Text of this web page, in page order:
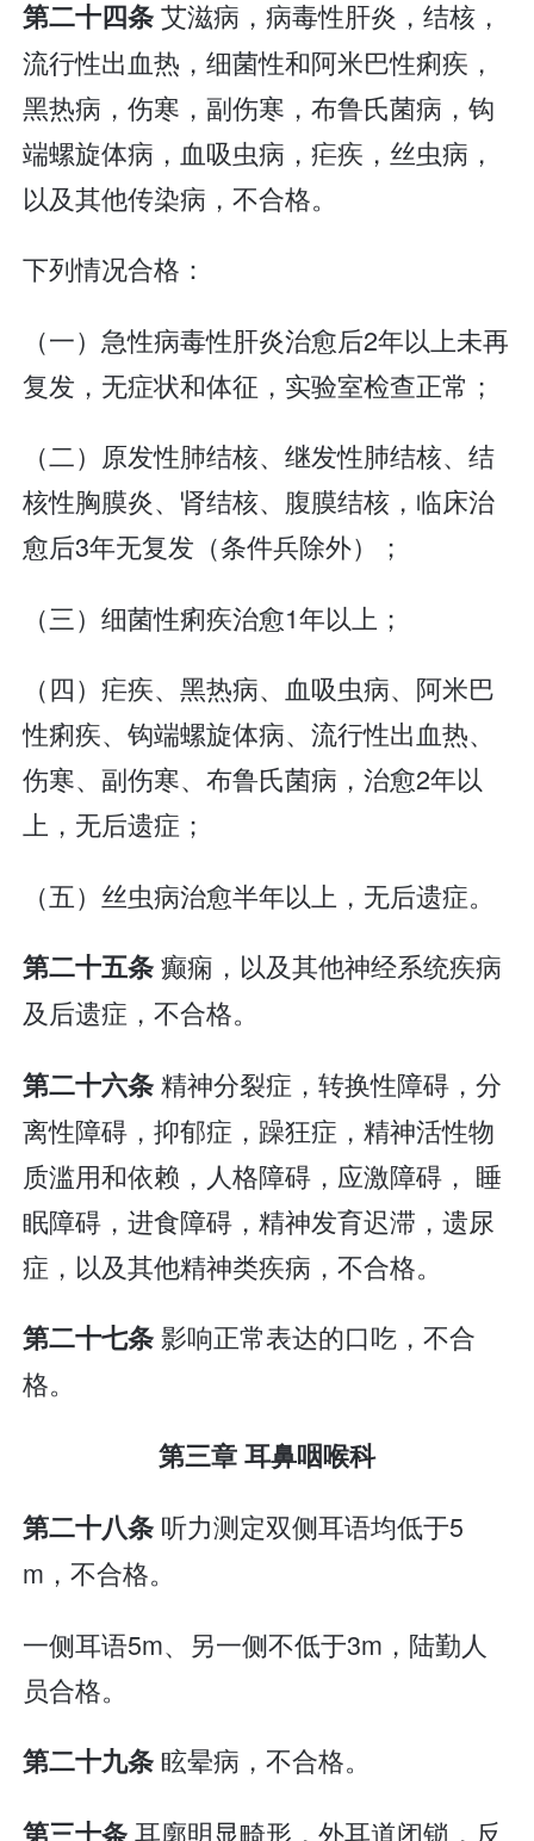
第二十四条艾滋病，病毒性肝炎，结核，
流行性出血热，细菌性和阿米巴性痢疾，
黑热病，伤寒，副伤寒，布鲁氏菌病，钩
端螺旋体病，血吸虫病，疟疾，丝虫病，
以及其他传染病，不合格。
下列情况合格：
（一）急性病毒性肝炎治愈后2年以上未再
复发，无症状和体征，实验室检查正常；
（二）原发性肺结核、继发性肺结核、结
核性胸膜炎、肾结核、腹膜结核，临床治
愈后3年无复发（条件兵除外）；
（三）细菌性痢疾治愈1年以上；
（四）疟疾、黑热病、血吸虫病、阿米巴
性痢疾、钩端螺旋体病、流行性出血热、
伤寒、副伤寒、布鲁氏菌病，治愈2年以
上，无后遗症；
（五）丝虫病治愈半年以上，无后遗症。
第二十五条癫痫，以及其他神经系统疾病
及后遗症，不合格。
第二十六条精神分裂症，转换性障碍，分
离性障碍，抑郁症，躁狂症，精神活性物
质滥用和依赖，人格障碍，应激障碍， 睡
眠障碍，进食障碍，精神发育迟滞，遗尿
症，以及其他精神类疾病，不合格。
第二十七条影响正常表达的口吃，不合
格。
第三章 耳鼻咽喉科
第二十八条 听力测定双侧耳语均低于5
m，不合格。
一侧耳语5m、另一侧不低于3m，陆勤人
员合格。
第二十九条 眩晕病，不合格。
第三十条耳廓明显畸形，外耳道闭锁，反